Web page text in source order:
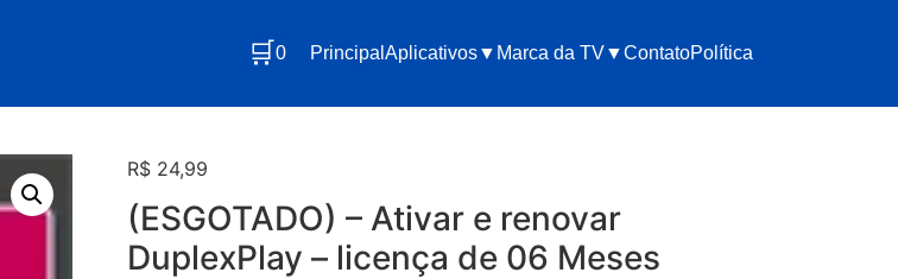
🛒 0 Principal Aplicativos▼ Marca da TV▼ContatoPolítica
R$24,99
(ESGOTADO) – Ativar e renovar
DuplexPlay – licença de 06 Meses